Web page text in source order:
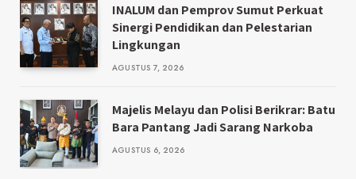
INALUM dan Pemprov Sumut Perkuat
Sinergi Pendidikan dan Pelestarian
Lingkungan
AGUSTUS 7, 2026
Majelis Melayu dan Polisi Berikrar: Batu
Bara Pantang Jadi Sarang Narkoba
AGUSTUS 6, 2026